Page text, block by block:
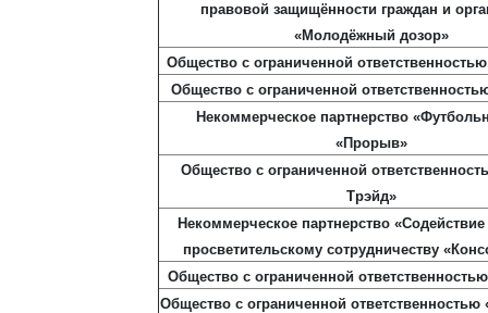
правовой защищённости граждан и
«Молодёжный дозор»
Общество с ограниченной
Общество с ограниченной
Некоммерческое партнерство
«Прорыв»
Общество с ограниченной
Трэйд»
Некоммерческое партнерство «Содействие
просветительскому сотрудничеству
Общество с ограниченной
Общество с ограниченной ответственностью